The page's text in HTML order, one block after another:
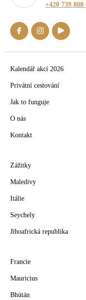
+420 739 808
Kalendář akcí 2026
Privátní cestování
Jak to funguje
O nás
Kontakt
Zážitky
Maledivy
Itálie
Seychely
Jihoafrická republika
Francie
Mauricius
Bhútán